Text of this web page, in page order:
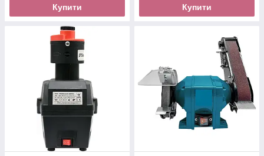
Купити Купити